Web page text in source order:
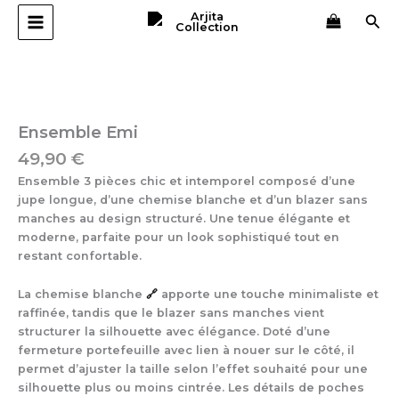
Aller
Ensemble Emi
49,90 €
Ensemble 3 pièces chic et intemporel composé d’une
jupe longue, d’une chemise blanche et d’un blazer sans
manches au design structuré. Une tenue élégante et
moderne, parfaite pour un look sophistiqué tout en
restant confortable.
La chemise blanche 🔗 apporte une touche minimaliste et
raffinée, tandis que le blazer sans manches vient
structurer la silhouette avec élégance. Doté d’une
fermeture portefeuille avec lien à nouer sur le côté, il
permet d’ajuster la taille selon l’effet souhaité pour une
silhouette plus ou moins cintrée. Les détails de poches